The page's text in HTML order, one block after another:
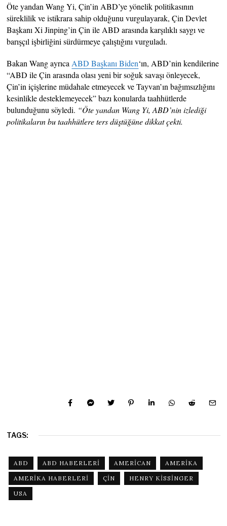
Öte yandan Wang Yi, Çin’in ABD’ye yönelik politikasının
süreklilik ve istikrara sahip olduğunu vurgulayarak, Çin Devlet
Başkanı Xi Jinping’in Çin ile ABD arasında karşılıklı saygı ve
barışçıl işbirliğini sürdürmeye çalıştığını vurguladı.
Bakan Wang ayrıca ABD Başkanı Biden‘ın, ABD’nin kendilerine
“ABD ile Çin arasında olası yeni bir soğuk savaşı önleyecek,
Çin’in içişlerine müdahale etmeyecek ve Tayvan’ın bağımsızlığını
kesinlikle desteklemeyecek” bazı konularda taahhütlerde
bulunduğunu söyledi. “Öte yandan Wang Yi, ABD’nin izlediği
politikaların bu taahhütlere ters düştüğüne dikkat çekti.
TAGS:
ABD ABD HABERLERI AMERICAN
AMERIKA
AMERIKA HABERLERI
ÇIN
HENRY KISSINGER
USA